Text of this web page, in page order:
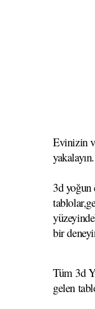
Evinizin
yakalayın.
3d
bir
Tüm 3d
gelen